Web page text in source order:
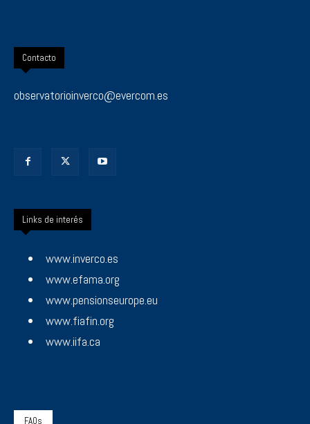
Contacto
observatorioinverco@evercom.es
Links de interés
www.inverco.es
www.efama.org
www.pensionseurope.eu
www.fiafin.org
www.iifa.ca
FAQs